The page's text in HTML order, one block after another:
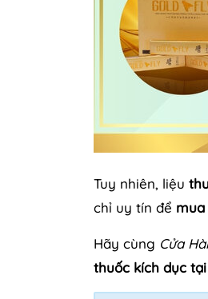
Tuy nhiên, liệu
chỉ uy tín để
Hãy cùng Cửa
thuốc kích dục